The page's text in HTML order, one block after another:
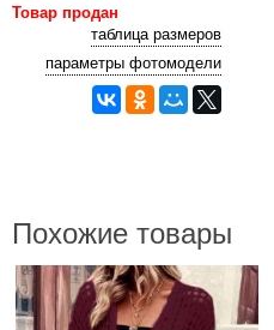
Товар продан
таблица размеров
параметры фотомодели
Похожие товары